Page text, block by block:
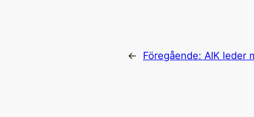
← Föregående: AIK leder